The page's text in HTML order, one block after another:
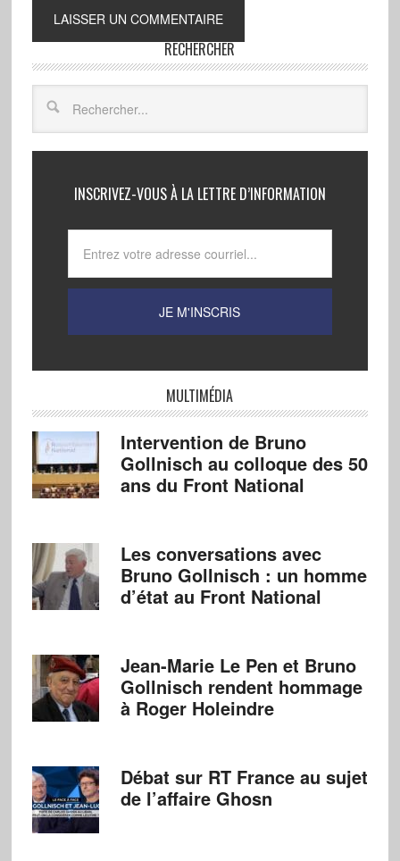
RECHERCHER
INSCRIVEZ-VOUS À LA LETTRE D’INFORMATION
MULTIMÉDIA
Intervention de Bruno
Gollnisch au colloque des 50
ans du Front National
Les conversations avec
Bruno Gollnisch : un homme
d’état au Front National
Jean-Marie Le Pen et Bruno
Gollnisch rendent hommage
à Roger Holeindre
Débat sur RT France au sujet
de l’affaire Ghosn